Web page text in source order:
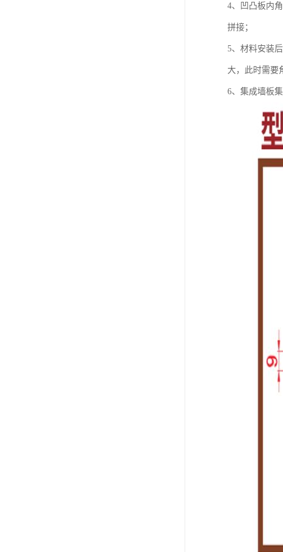
4、凹凸板内
拼接；
5、材料安装
大，此时需要
6、集成墙板